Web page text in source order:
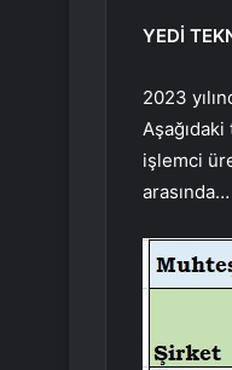
YEDİ
2023
işlemci
arasında…